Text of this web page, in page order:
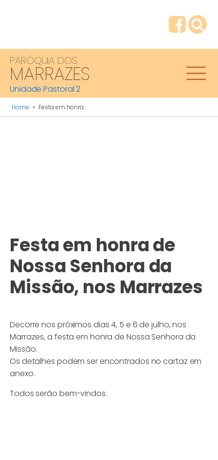
PARÓQUIA DOS
MARRAZES
Unidade Pastoral 2
Home » Festa em honra...
Festa em honra de
Nossa Senhora da
Missão, nos Marrazes
Decorre nos próximos dias 4, 5 e 6 de julho, nos
Marrazes, a festa em honra de Nossa Senhora da
Missão.
Os detalhes podem ser encontrados no cartaz em
anexo.
Todos serão bem-vindos.